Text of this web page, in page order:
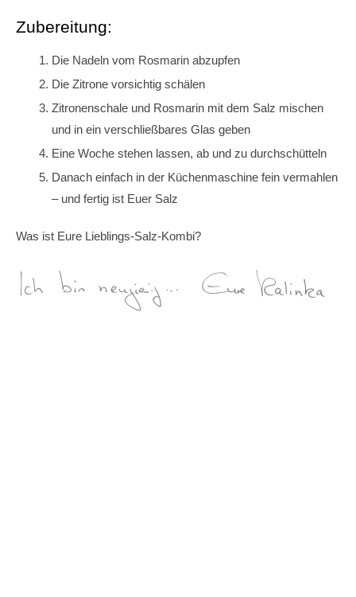
Zubereitung:
Die Nadeln vom Rosmarin abzupfen
Die Zitrone vorsichtig schälen
Zitronenschale und Rosmarin mit dem Salz mischen
und in ein verschließbares Glas geben
Eine Woche stehen lassen, ab und zu durchschütteln
Danach einfach in der Küchenmaschine fein vermahlen
– und fertig ist Euer Salz
Was ist Eure Lieblings-Salz-Kombi?